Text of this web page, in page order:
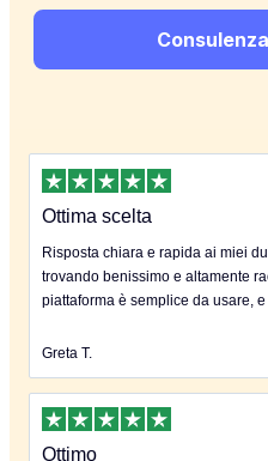
Ottima scelta
Risposta chiara e rapida ai miei
trovando benissimo e altamente
piattaforma è semplice da usare, e
Greta T.
Ottimo